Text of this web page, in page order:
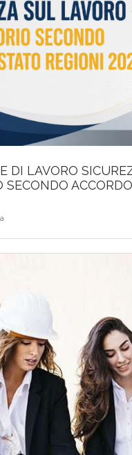
DI LAVORO
SECONDO175,00€